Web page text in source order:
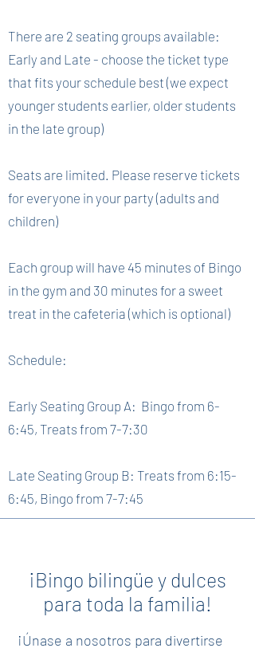
There are 2 seating groups available:
Early and Late - choose the ticket type
that fits your schedule best (we expect
younger students earlier, older students
in the late group)
Seats are limited. Please reserve tickets
for everyone in your party (adults and
children)
Each group will have 45 minutes of Bingo
in the gym and 30 minutes for a sweet
treat in the cafeteria (which is optional)
Schedule:
Early Seating Group A: Bingo from 6-
6:45, Treats from 7-7:30
Late Seating Group B: Treats from 6:15-
6:45, Bingo from 7-7:45
¡Bingo bilingüe y dulces
para toda la familia!
¡Únase a nosotros para divertirse